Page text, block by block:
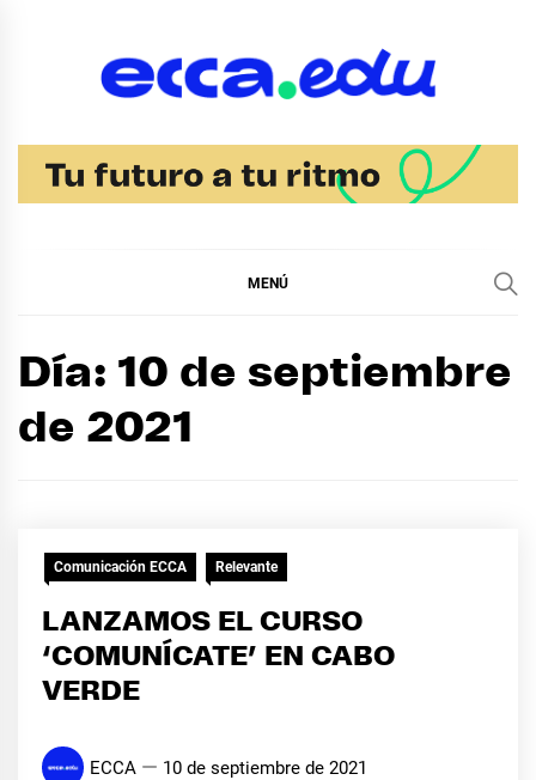
MENÚ
Día: 10 de septiembre
de 2021
Comunicación ECCA Relevante
LANZAMOS EL CURSO
‘COMUNÍCATE’ EN CABO
VERDE
ECCA 10 de septiembre de 2021